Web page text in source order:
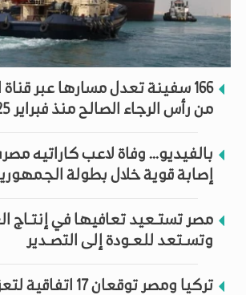
166 سفينة تعدل مسارها عبر
من رأس الرجاء الصالح منذ فبراير 2025
بالفيديو... وفاة لاعب كاراتيه
إصابة قوية خلال بطولة الجمهورية
مصر تستـعيد تعافيها في إنتـاج
وتسـتعد للعـودة إلى التصـدير
تركيا ومصر توقعان 17